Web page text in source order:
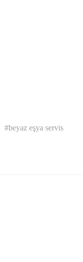
beyaz eşya servis